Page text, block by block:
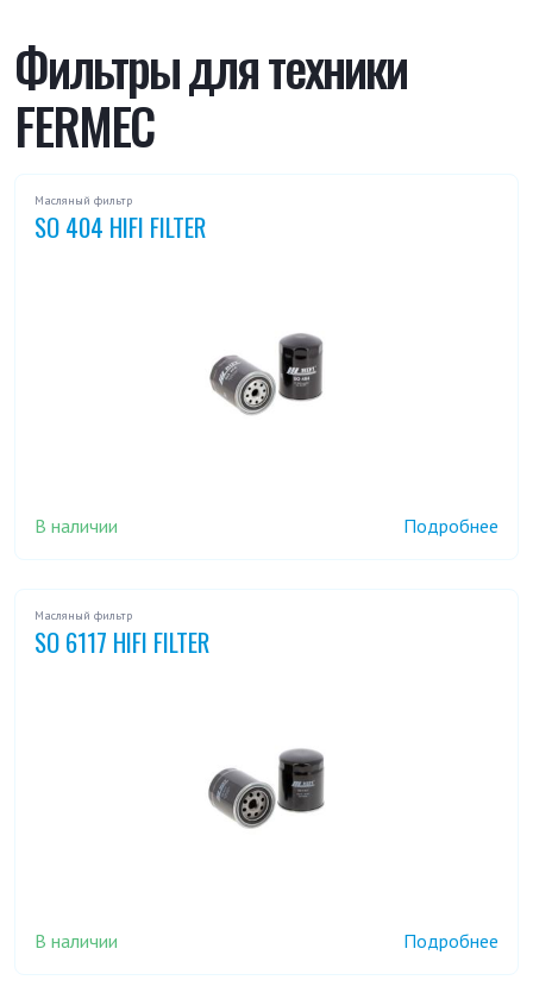
660
760
865
Фильтры для техники
FERMEC
Масляный фильтр
SO 404 HIFI FILTER
В наличии Подробнее
Масляный фильтр
SO 6117 HIFI FILTER
В наличии Подробнее